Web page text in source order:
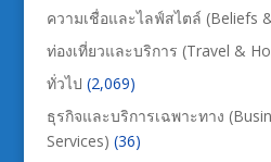
ความเชื่อและไลฟ์สไตล์ (Beliefs
ท่องเที่ยวและบริการ (Travel &
ทั่วไป (2,069)
ธุรกิจและบริการเฉพาะทาง
Services) (36)